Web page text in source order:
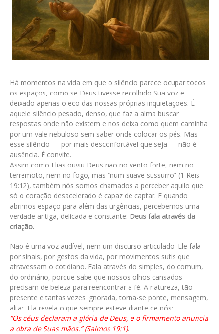
Há momentos na vida em que o silêncio parece ocupar todos
os espaços, como se Deus tivesse recolhido Sua voz e
deixado apenas o eco das nossas próprias inquietações. É
aquele silêncio pesado, denso, que faz a alma buscar
respostas onde não existem e nos deixa como quem caminha
por um vale nebuloso sem saber onde colocar os pés. Mas
esse silêncio — por mais desconfortável que seja — não é
ausência. É convite.
Assim como Elias ouviu Deus não no vento forte, nem no
terremoto, nem no fogo, mas “num suave sussurro” (1 Reis
19:12), também nós somos chamados a perceber aquilo que
só o coração desacelerado é capaz de captar. E quando
abrimos espaço para além das urgências, percebemos uma
verdade antiga, delicada e constante: Deus fala através da
criação.
Não é uma voz audível, nem um discurso articulado. Ele fala
por sinais, por gestos da vida, por movimentos sutis que
atravessam o cotidiano. Fala através do simples, do comum,
do ordinário, porque sabe que nossos olhos cansados
precisam de beleza para reencontrar a fé. A natureza, tão
presente e tantas vezes ignorada, torna-se ponte, mensagem,
altar. Ela revela o que sempre esteve diante de nós:
“Os céus declaram a glória de Deus, e o firmamento anuncia
a obra de Suas mãos.” (Salmos 19:1).